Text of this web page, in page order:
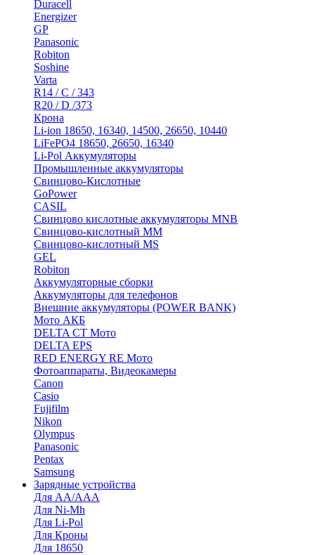
Duracell
Energizer
GP
Panasonic
Robiton
Soshine
Varta
R14 / C / 343
R20 / D /373
Крона
Li-ion 18650, 16340, 14500, 26650, 10440
LiFePO4 18650, 26650, 16340
Li-Pol Аккумуляторы
Промышленные аккумуляторы
Свинцово-Кислотные
GoPower
CASIL
Свинцово кислотные аккумуляторы MNB
Cвинцово-кислотный MM
Cвинцово-кислотный MS
GEL
Robiton
Аккумуляторные сборки
Аккумуляторы для телефонов
Внешние аккумуляторы (POWER BANK)
Мото АКБ
DELTA CT Мото
DELTA EPS
RED ENERGY RE Мото
Фотоаппараты, Видеокамеры
Canon
Casio
Fujifilm
Nikon
Olympus
Panasonic
Pentax
Samsung
Зарядные устройства
Для AA/AAA
Для Ni-Mh
Для Li-Pol
Для Кроны
Для 18650